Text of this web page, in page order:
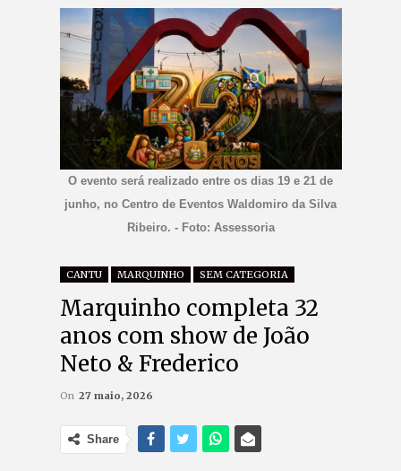
O evento será realizado entre os dias 19 e 21 de
junho, no Centro de Eventos Waldomiro da Silva
Ribeiro. - Foto: Assessoria
CANTU MARQUINHO SEM CATEGORIA
Marquinho completa 32
anos com show de João
Neto & Frederico
On 27 maio, 2026
Share